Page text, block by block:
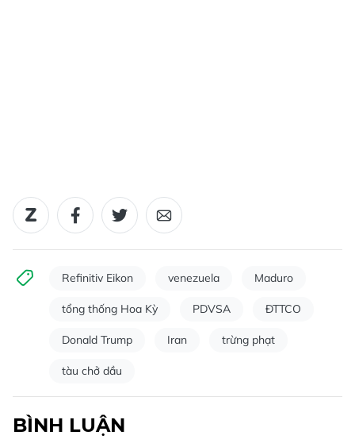
Refinitiv Eikon venezuela Maduro
tổng thống Hoa Kỳ PDVSA ĐTTCO
Donald Trump Iran trừng phạt
tàu chở dầu
BÌNH LUẬN